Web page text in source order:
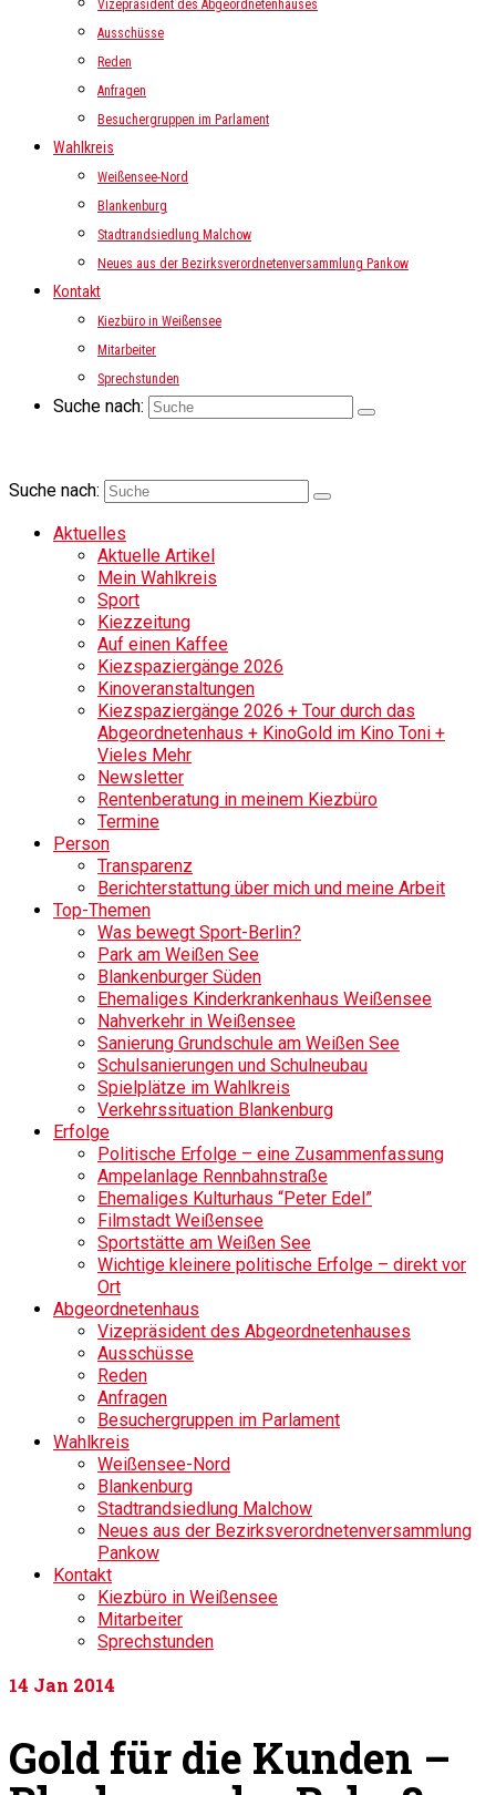
Vizepräsident des Abgeordnetenhauses
Ausschüsse
Reden
Anfragen
Besuchergruppen im Parlament
Wahlkreis
Weißensee-Nord
Blankenburg
Stadtrandsiedlung Malchow
Neues aus der Bezirksverordnetenversammlung Pankow
Kontakt
Kiezbüro in Weißensee
Mitarbeiter
Sprechstunden
Suche nach:
Suche nach:
Aktuelles
Aktuelle Artikel
Mein Wahlkreis
Sport
Kiezzeitung
Auf einen Kaffee
Kiezspaziergänge 2026
Kinoveranstaltungen
Kiezspaziergänge 2026 + Tour durch das
Abgeordnetenhaus + KinoGold im Kino Toni +
Vieles Mehr
Newsletter
Rentenberatung in meinem Kiezbüro
Termine
Person
Transparenz
Berichterstattung über mich und meine Arbeit
Top-Themen
Was bewegt Sport-Berlin?
Park am Weißen See
Blankenburger Süden
Ehemaliges Kinderkrankenhaus Weißensee
Nahverkehr in Weißensee
Sanierung Grundschule am Weißen See
Schulsanierungen und Schulneubau
Spielplätze im Wahlkreis
Verkehrssituation Blankenburg
Erfolge
Politische Erfolge – eine Zusammenfassung
Ampelanlage Rennbahnstraße
Ehemaliges Kulturhaus “Peter Edel”
Filmstadt Weißensee
Sportstätte am Weißen See
Wichtige kleinere politische Erfolge – direkt vor
Ort
Abgeordnetenhaus
Vizepräsident des Abgeordnetenhauses
Ausschüsse
Reden
Anfragen
Besuchergruppen im Parlament
Wahlkreis
Weißensee-Nord
Blankenburg
Stadtrandsiedlung Malchow
Neues aus der Bezirksverordnetenversammlung
Pankow
Kontakt
Kiezbüro in Weißensee
Mitarbeiter
Sprechstunden
14 Jan 2014
Gold für die Kunden –